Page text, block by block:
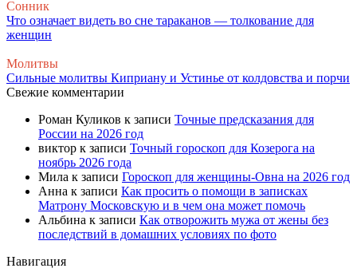
Сонник
Что означает видеть во сне тараканов — толкование для
женщин
Молитвы
Сильные молитвы Киприану и Устинье от колдовства и порчи
Свежие комментарии
Роман Куликов к записи Точные предсказания для
России на 2026 год
виктор к записи Точный гороскоп для Козерога на
ноябрь 2026 года
Мила к записи Гороскоп для женщины-Овна на 2026 год
Анна к записи Как просить о помощи в записках
Матрону Московскую и в чем она может помочь
Альбина к записи Как отворожить мужа от жены без
последствий в домашних условиях по фото
Навигация